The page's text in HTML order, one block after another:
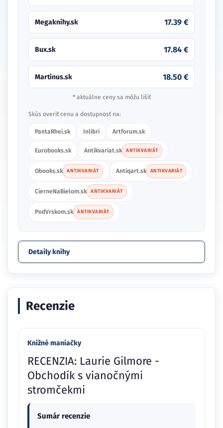
Megaknihy.sk 17.39 €
Bux.sk 17.84 €
Martinus.sk 18.50 €
* aktuálne ceny sa môžu líšiť
Skús overiť cenu a dostupnosť na:
PantaRhei.sk Inlibri Artforum.sk
Eurobooks.sk Antikvariat.sk ANTIKVARIÁT
Obooks.sk ANTIKVARIÁT Antiqart.sk ANTIKVARIÁT
CierneNaBielom.sk ANTIKVARIÁT
PodVrskom.sk ANTIKVARIÁT
Detaily knihy
Recenzie
Knižné maniačky
RECENZIA: Laurie Gilmore -
Obchodík s vianočnými
stromčekmi
Sumár recenzie